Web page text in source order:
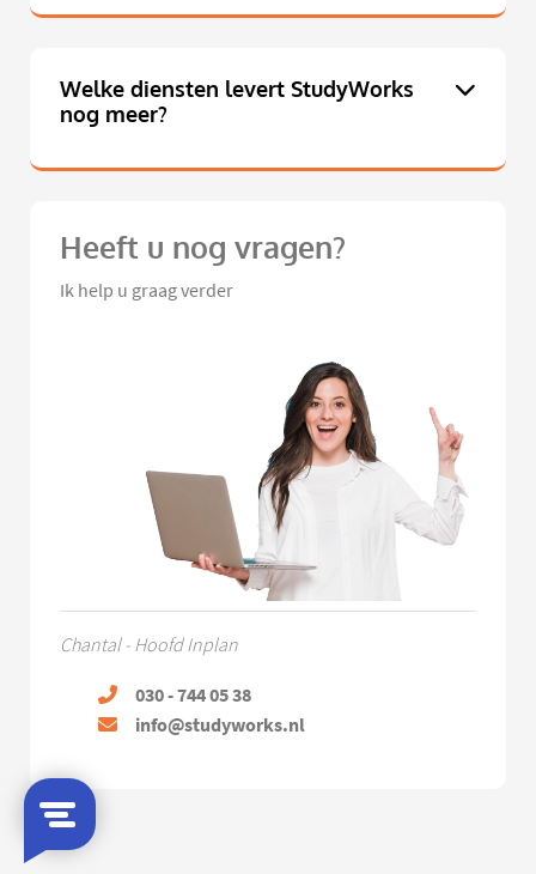
Welke diensten levert StudyWorks
nog meer?
Heeft u nog vragen?
Ik help u graag verder
Chantal - Hoofd Inplan
030 - 744 05 38
info@studyworks.nl